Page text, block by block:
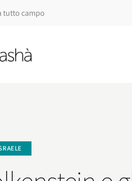
tutto campo